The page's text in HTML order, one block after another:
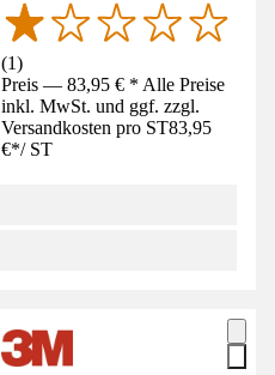
(1)
Preis — 83,95 € * Alle Preise
inkl. MwSt. und ggf. zzgl.
Versandkosten pro ST83,95
€*/ ST